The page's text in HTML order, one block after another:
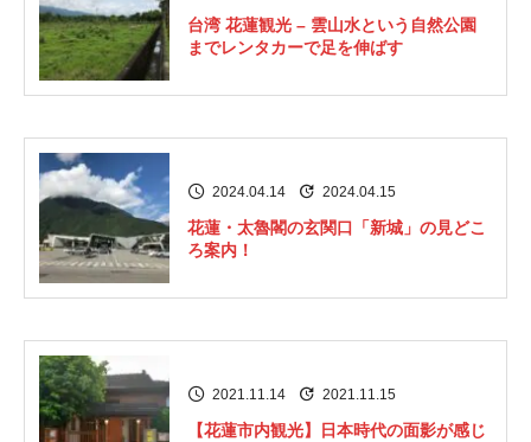
台湾 花蓮観光 – 雲山水という自然公園
までレンタカーで足を伸ばす
2024.04.14 2024.04.15
花蓮・太魯閣の玄関口「新城」の見どこ
ろ案内！
2021.11.14 2021.11.15
【花蓮市内観光】日本時代の面影が感じ